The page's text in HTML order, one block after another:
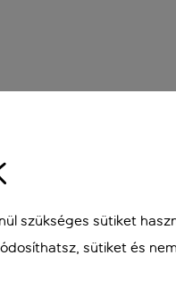
szükséges sütiket
sütiket és